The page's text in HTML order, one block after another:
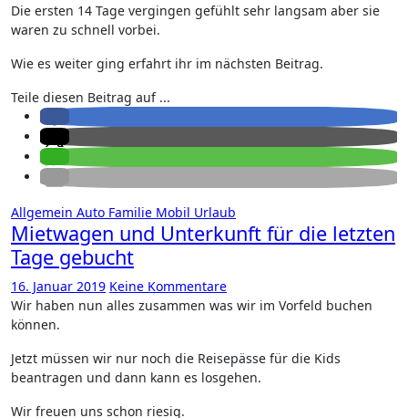
Die ersten 14 Tage vergingen gefühlt sehr langsam aber sie
waren zu schnell vorbei.
Wie es weiter ging erfahrt ihr im nächsten Beitrag.
Teile diesen Beitrag auf ...
Allgemein Auto Familie Mobil Urlaub
Mietwagen und Unterkunft für die letzten
Tage gebucht
16. Januar 2019 Keine Kommentare
Wir haben nun alles zusammen was wir im Vorfeld buchen
können.
Jetzt müssen wir nur noch die Reisepässe für die Kids
beantragen und dann kann es losgehen.
Wir freuen uns schon riesig.